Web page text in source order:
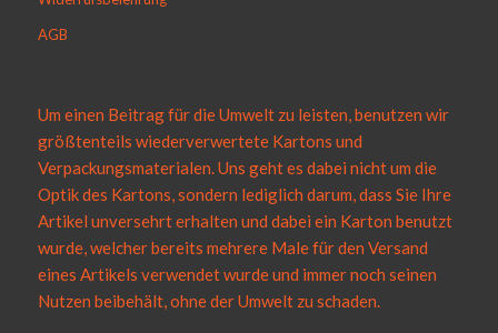
AGB
Um einen Beitrag für die Umwelt zu leisten, benutzen wir
größtenteils wiederverwertete Kartons und
Verpackungsmaterialen. Uns geht es dabei nicht um die
Optik des Kartons, sondern lediglich darum, dass Sie Ihre
Artikel unversehrt erhalten und dabei ein Karton benutzt
wurde, welcher bereits mehrere Male für den Versand
eines Artikels verwendet wurde und immer noch seinen
Nutzen beibehält, ohne der Umwelt zu schaden.